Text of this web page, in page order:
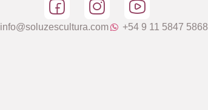
info@soluzescultura.com +54 9 11 5847 5868